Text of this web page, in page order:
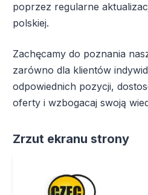
poprzez regularne
polskiej.
Zachęcamy do poznania
zarówno dla klientów
odpowiednich pozycji,
oferty i wzbogacaj swoją
Zrzut ekranu strony